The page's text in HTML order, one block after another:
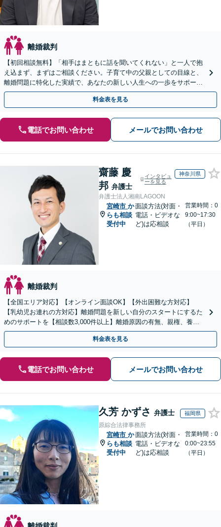
離婚裁判
【初回相談無料】「相手はまともに話を聞いてくれない」と一人で抱
え込まず、まずはご相談ください。子育て中の父親としての目線と、
離婚問題に特化した実績で、あなたの新しい人生への一歩をサポート
します。毅然とした対応で、正当な権利を守り抜きます。
料金表を見る
電話でお問い合わせ メールでお問い合わせ
齋藤 慶
邦 弁護士
インタビュ
ーを見る
神奈川県
弁護士法人湘南LAGOON
宮崎市 か
らも相談
受付中
面談方法(対面・
電話・ビデオな
ど)は応相談
営業時間：0
9:00~17:30
（平日）
離婚裁判
【全国エリア対応】【オンライン面談OK】【外出困難な方対応】
【乳幼児お連れの方対応】離婚問題を新しい自分のスタートにするた
めのサポートを【相談数3,000件以上】離婚原因の有無、親権、養育
費、財産分与、慰謝料請求【夜間・休日相談可】
料金表を見る
電話でお問い合わせ メールでお問い合わせ
久芳 かずさ 弁護士 福岡県
原綜合法律事務所
宮崎市 か
らも相談
受付中
面談方法(対面・
電話・ビデオな
ど)は応相談
営業時間：0
0:00~23:55
（平日）